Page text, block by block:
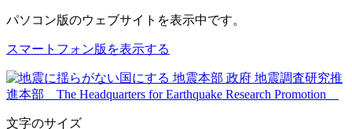
パソコン版のウェブサイトを表示中です。
スマートフォン版を表示する
文字のサイズ